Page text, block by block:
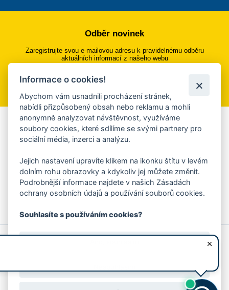
Odběr novinek
Zaregistrujte svou e-mailovou adresu k pravidelnému odběru
aktuálních informací z našeho webu
Přihlásit se k odběru
Aplikace Mobilní rozhlas
Chcete dostávat do svého mobilu či mailu upozornění na
ankety, pozvánky na kulturní a sportovní akce?
Více informací o aplikaci
© 2026 Magistrát města Zlína
Prohlášení o používání cookies
Informace o cookies!
Abychom vám usnadnili procházení stránek,
nabídli přizpůsobený obsah nebo reklamu a mohli
anonymně analyzovat návštěvnost, využíváme
soubory cookies, které sdílíme se svými partnery pro
sociální média, inzerci a analýzu.
Jejich nastavení upravíte klikem na ikonku štítu v levém
dolním rohu obrazovky a kdykoliv jej můžete změnit.
Podrobnější informace najdete v našich Zásadách
ochrany osobních údajů a používání souborů cookies.
Souhlasíte s používáním cookies?